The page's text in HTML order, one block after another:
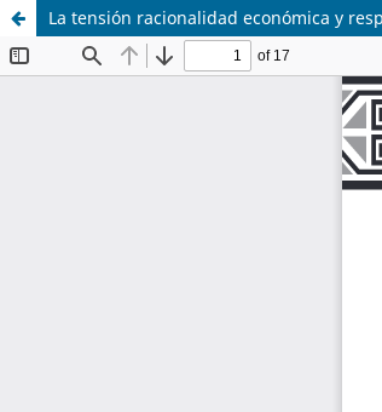
La tensión racionalidad económica y